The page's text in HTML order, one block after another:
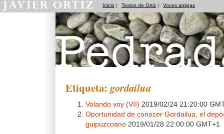
Inicio | Textos de Ortiz | Voces amigas
Etiqueta:gordailua
Volando voy (VII) 2019/02/24 21:20:00
Oportunidad de conocer Gordailua, el
guipuzcoano 2019/01/28 22:00:00 GMT+1